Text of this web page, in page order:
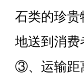
石类的珍
地送到消
③、运输距